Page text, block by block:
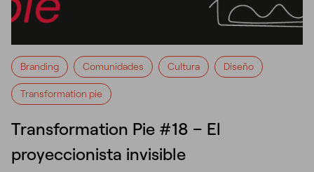
Branding Comunidades Cultura Diseño
Transformation pie
Transformation Pie #18 – El
proyeccionista invisible